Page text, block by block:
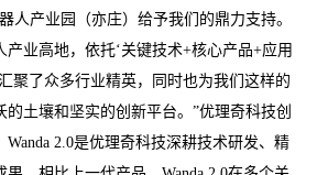
产业园（亦庄）给予我们的鼎力支持。
业高地，依托‘关键技术+核心产品+应用
聚了众多行业精英，同时也为我们这样的
土壤和坚实的创新平台。”优理奇科技创
Wanda 2.0是优理奇科技深耕技术研发、精